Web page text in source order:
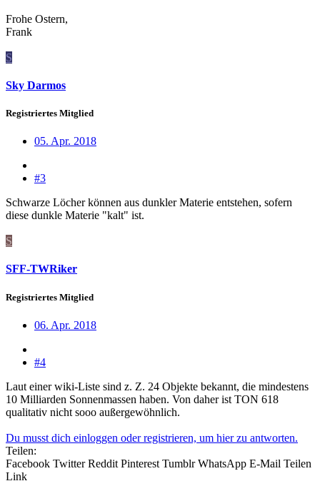
Frohe Ostern,
Frank
S
Sky Darmos
Registriertes Mitglied
05. Apr. 2018
#3
Schwarze Löcher können aus dunkler Materie entstehen, sofern
diese dunkle Materie "kalt" ist.
S
SFF-TWRiker
Registriertes Mitglied
06. Apr. 2018
#4
Laut einer wiki-Liste sind z. Z. 24 Objekte bekannt, die mindestens
10 Milliarden Sonnenmassen haben. Von daher ist TON 618
qualitativ nicht sooo außergewöhnlich.
Du musst dich einloggen oder registrieren, um hier zu antworten.
Teilen:
Facebook Twitter Reddit Pinterest Tumblr WhatsApp E-Mail Teilen
Link